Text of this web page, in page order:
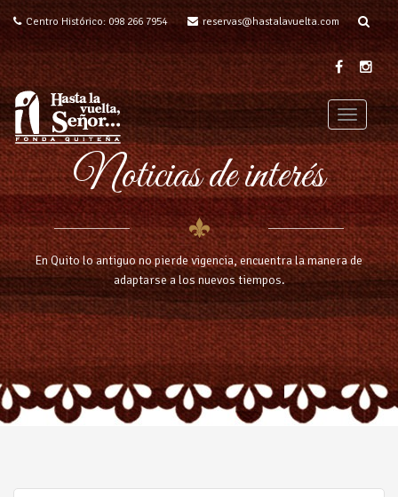
Centro Histórico: 098 266 7954 reservas@hastalavuelta.com
T
o
g
g
l
e
n
a
v
g
a
t
i
o
n
Noticias de interés
En Quito lo antiguo no pierde vigencia, encuentra la manera de
adaptarse a los nuevos tiempos.